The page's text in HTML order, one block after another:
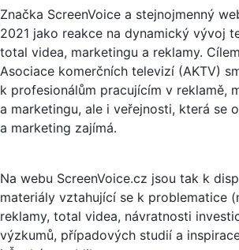
Značka ScreenVoice a stejnojmenný
2021 jako reakce na dynamický vývoj
total videa, marketingu a reklamy.
Asociace komerčních televizí (AKTV)
k profesionálům pracujícím v reklamě,
a marketingu, ale i veřejnosti, která se
a marketing zajímá.
Na webu ScreenVoice.cz jsou tak k
materiály vztahující se k problematice
reklamy, total videa, návratnosti
výzkumů, případových studií a